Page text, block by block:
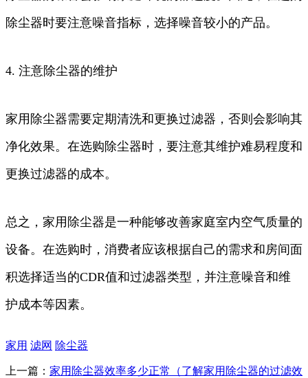
除尘器时要注意噪音指标，选择噪音较小的产品。
4. 注意除尘器的维护
家用除尘器需要定期清洗和更换过滤器，否则会影响其
净化效果。在选购除尘器时，要注意其维护难易程度和
更换过滤器的成本。
总之，家用除尘器是一种能够改善家庭室内空气质量的
设备。在选购时，消费者应该根据自己的需求和房间面
积选择适当的CDR值和过滤器类型，并注意噪音和维
护成本等因素。
家用 滤网 除尘器
上一篇： 家用除尘器效率多少正常（了解家用除尘器的过滤效